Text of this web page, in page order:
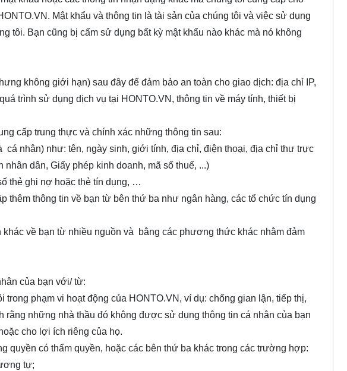
. Mật khẩu và thông tin là tài sản của chúng tôi và việc sử dụng
tôi. Bạn cũng bị cấm sử dụng bất kỳ mật khẩu nào khác mà nó không
không giới hạn) sau đây để đảm bảo an toàn cho giao dịch: địa chỉ IP,
trình sử dụng dịch vụ tại HONTO.VN , thông tin về máy tính, thiết bị
cấp trung thực và chính xác những thông tin sau:
nhân) như: tên, ngày sinh, giới tính, địa chỉ, điện thoại, địa chỉ thư trực
dân, Giấy phép kinh doanh, mã số thuế, ...)
thẻ ghi nợ hoặc thẻ tín dụng, …
thêm thông tin về bạn từ bên thứ ba như ngân hàng, các tổ chức tín dụng
khác về bạn từ nhiều nguồn và bằng các phương thức khác nhằm đảm
của bạn với/ từ:
trong phạm vi hoạt động của HONTO.VN , ví dụ: chống gian lận, tiếp thị,
rằng những nhà thầu đó không được sử dụng thông tin cá nhân của bạn
cho lợi ích riêng của họ.
quyền có thẩm quyền, hoặc các bên thứ ba khác trong các trường hợp:
tự;